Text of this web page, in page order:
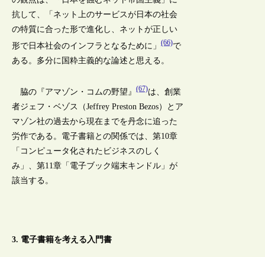
抗して、「ネット上のサービスが日本の社会
の特質に合った形で進化し、ネットが正しい
形で日本社会のインフラとなるために」(66)で
ある。多分に国粋主義的な論述と思える。
脇の『アマゾン・コムの野望』(67)は、創業
者ジェフ・ベゾス（Jeffrey Preston Bezos）とア
マゾン社の過去から現在までを丹念に追った
労作である。電子書籍との関係では、第10章
「コンピュータ化されたビジネスのしく
み」、第11章「電子ブック端末キンドル」が
該当する。
3. 電子書籍を考える入門書